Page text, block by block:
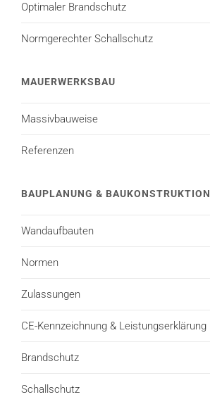
Optimaler Brandschutz
Normgerechter Schallschutz
MAUERWERKSBAU
Massivbauweise
Referenzen
BAUPLANUNG & BAUKONSTRUKTION
Wandaufbauten
Normen
Zulassungen
CE-Kennzeichnung & Leistungserklärung
Brandschutz
Schallschutz